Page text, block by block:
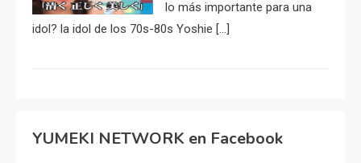
lo más importante para una
idol? la idol de los 70s-80s Yoshie […]
YUMEKI NETWORK en Facebook